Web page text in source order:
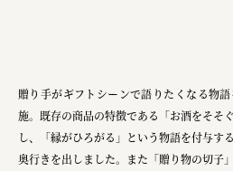
株式会社 照沼
食処くさの根
株式会社クイーンピスタチオ
贈り手がギフトシーンで語りたくなる物
施。既存の商品の特徴である「お酒をそそ
し、「縁がひろがる」という物語を付与す
奥行きを出しました。また「贈り物の切子